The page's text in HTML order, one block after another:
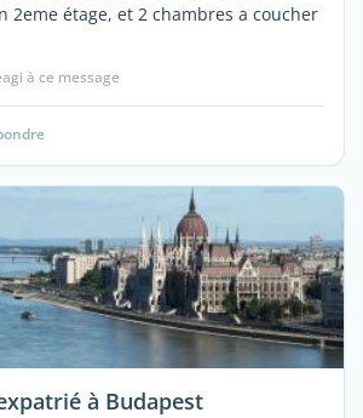
2eme étage, et 2 chambres a coucher
à ce message
à Budapest